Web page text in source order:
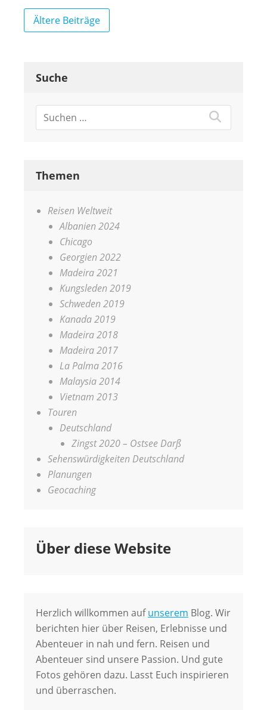
Beitragsnavigation
Ältere Beiträge
Suche
Themen
Reisen Weltweit
Albanien 2024
Chicago
Georgien 2022
Madeira 2021
Kungsleden 2019
Schweden 2019
Kanada 2019
Madeira 2018
Madeira 2017
La Palma 2016
Malaysia 2014
Vietnam 2013
Touren
Deutschland
Zingst 2020 – Ostsee Darß
Sehenswürdigkeiten Deutschland
Planungen
Geocaching
Über diese Website
Herzlich willkommen aufunserem Blog. Wir
berichten hier über Reisen, Erlebnisse und
Abenteuer in nah und fern. Reisen und
Abenteuer sind unsere Passion. Und gute
Fotos gehören dazu. Lasst Euch inspirieren
und überraschen.